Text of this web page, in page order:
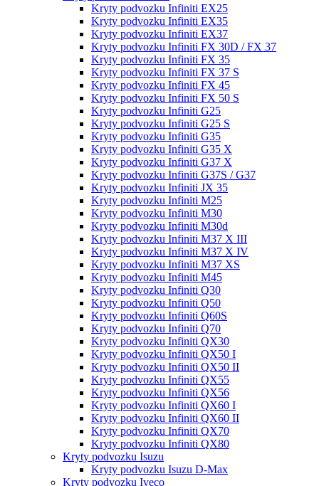
Kryty podvozku Infiniti EX25
Kryty podvozku Infiniti EX35
Kryty podvozku Infiniti EX37
Kryty podvozku Infiniti FX 30D / FX 37
Kryty podvozku Infiniti FX 35
Kryty podvozku Infiniti FX 37 S
Kryty podvozku Infiniti FX 45
Kryty podvozku Infiniti FX 50 S
Kryty podvozku Infiniti G25
Kryty podvozku Infiniti G25 S
Kryty podvozku Infiniti G35
Kryty podvozku Infiniti G35 X
Kryty podvozku Infiniti G37 X
Kryty podvozku Infiniti G37S / G37
Kryty podvozku Infiniti JX 35
Kryty podvozku Infiniti M25
Kryty podvozku Infiniti M30
Kryty podvozku Infiniti M30d
Kryty podvozku Infiniti M37 X III
Kryty podvozku Infiniti M37 X IV
Kryty podvozku Infiniti M37 XS
Kryty podvozku Infiniti M45
Kryty podvozku Infiniti Q30
Kryty podvozku Infiniti Q50
Kryty podvozku Infiniti Q60S
Kryty podvozku Infiniti Q70
Kryty podvozku Infiniti QX30
Kryty podvozku Infiniti QX50 I
Kryty podvozku Infiniti QX50 II
Kryty podvozku Infiniti QX55
Kryty podvozku Infiniti QX56
Kryty podvozku Infiniti QX60 I
Kryty podvozku Infiniti QX60 II
Kryty podvozku Infiniti QX70
Kryty podvozku Infiniti QX80
Kryty podvozku Isuzu
Kryty podvozku Isuzu D-Max
Kryty podvozku Iveco